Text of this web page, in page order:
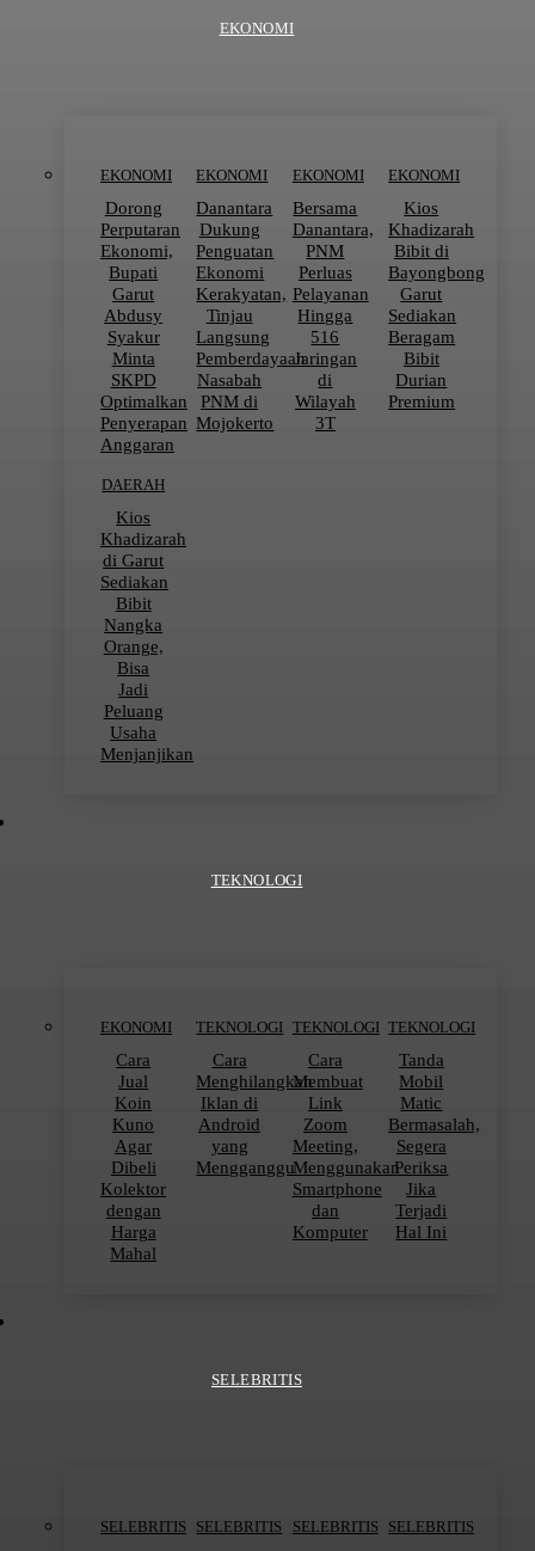
EKONOMI
EKONOMI
Dorong
Perputaran
Ekonomi,
Bupati
Garut
Abdusy
Syakur
Minta
SKPD
Optimalkan
Penyerapan
Anggaran
EKONOMI
Danantara
Dukung
Penguatan
Ekonomi
Kerakyatan,
Tinjau
Langsung
Pemberdayaan
Nasabah
PNM di
Mojokerto
EKONOMI
Bersama
Danantara,
PNM
Perluas
Pelayanan
Hingga
516
Jaringan
di
Wilayah
3T
EKONOMI
Kios
Khadizarah
Bibit di
Bayongbong
Garut
Sediakan
Beragam
Bibit
Durian
Premium
DAERAH
Kios
Khadizarah
di Garut
Sediakan
Bibit
Nangka
Orange,
Bisa
Jadi
Peluang
Usaha
Menjanjikan
TEKNOLOGI
EKONOMI
Cara
Jual
Koin
Kuno
Agar
Dibeli
Kolektor
dengan
Harga
Mahal
TEKNOLOGI
Cara
Menghilangkan
Iklan di
Android
yang
Mengganggu
TEKNOLOGI
Cara
Membuat
Link
Zoom
Meeting,
Menggunakan
Smartphone
dan
Komputer
TEKNOLOGI
Tanda
Mobil
Matic
Bermasalah,
Segera
Periksa
Jika
Terjadi
Hal Ini
SELEBRITIS
SELEBRITIS SELEBRITIS SELEBRITIS SELEBRITIS